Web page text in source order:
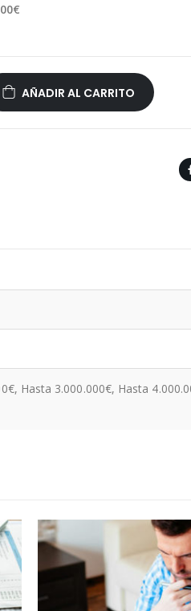
AÑADIR AL CARRITO
Hasta 3.000.000€, Hasta